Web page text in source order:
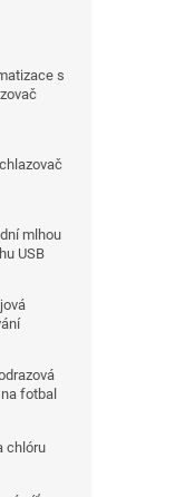
s
mlhou
USB
fotbal
chlóru